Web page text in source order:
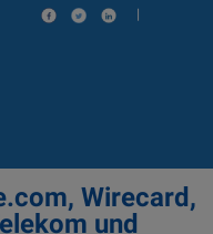
|
Wirecard,
und